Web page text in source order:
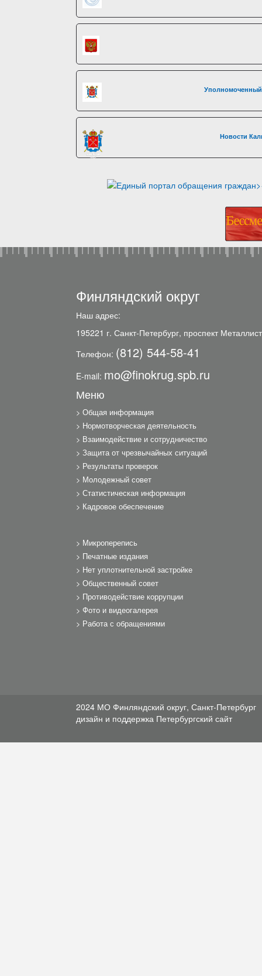
Уполномоченный
Новости
Финляндский округ
Наш адрес:
195221 г. Санкт-Петербург, проспект
Телефон: (812) 544-58-41
E-mail: mo@finokrug.spb.ru
Меню
Общая информация
Нормотворческая деятельность
Взаимодействие и сотрудничество
Защита от чрезвычайных ситуаций
Результаты проверок
Молодежный совет
Статистическая информация
Кадровое обеспечение
Микроперепись
Печатные издания
Нет уплотнительной застройке
Общественный совет
Противодействие коррупции
Фото и видеогалерея
Работа с обращениями
2024 МО Финляндский округ, Санкт-Петербург
дизайн и поддержка Петербургский сайт